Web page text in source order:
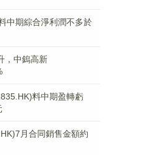
中期綜合淨利潤不多於
，中鎢高新
料中期盈轉虧
月合同銷售金額約